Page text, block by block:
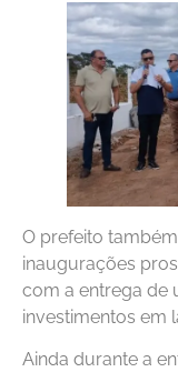
O prefeito
inaugurações
com a entrega de
investimentos em
Ainda durante a